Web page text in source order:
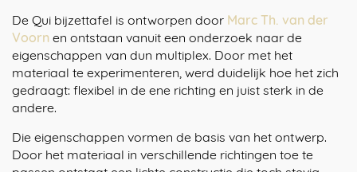
De Qui bijzettafel is ontworpen door Marc Th. van der
Voorn en ontstaan vanuit een onderzoek naar de
eigenschappen van dun multiplex. Door met het
materiaal te experimenteren, werd duidelijk hoe het zich
gedraagt: flexibel in de ene richting en juist sterk in de
andere.
Die eigenschappen vormen de basis van het ontwerp.
Door het materiaal in verschillende richtingen toe te